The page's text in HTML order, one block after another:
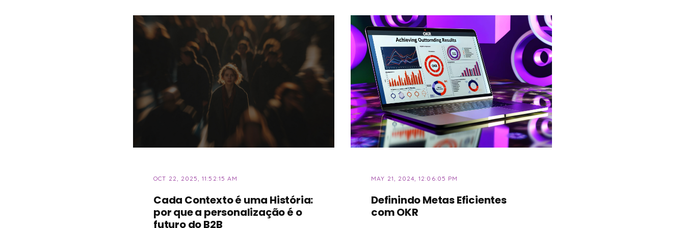
OCT 22, 2025, 11:52:15 AM
Cada Contexto é uma História:
por que a personalização é o
futuro do B2B
MAY 21, 2024, 12:06:05 PM
Definindo Metas Eficientes
com OKR